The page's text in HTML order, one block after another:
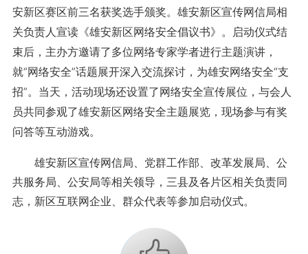
安新区赛区前三名获奖选手颁奖。雄安新区宣传网信局相
关负责人宣读《雄安新区网络安全倡议书》。启动仪式结
束后，主办方邀请了多位网络专家学者进行主题演讲，
就“网络安全”话题展开深入交流探讨，为雄安网络安全“支
招”。当天，活动现场还设置了网络安全宣传展位，与会人
员共同参观了雄安新区网络安全主题展览，现场参与有奖
问答等互动游戏。
雄安新区宣传网信局、党群工作部、改革发展局、公
共服务局、公安局等相关领导，三县及各片区相关负责同
志，新区互联网企业、群众代表等参加启动仪式。